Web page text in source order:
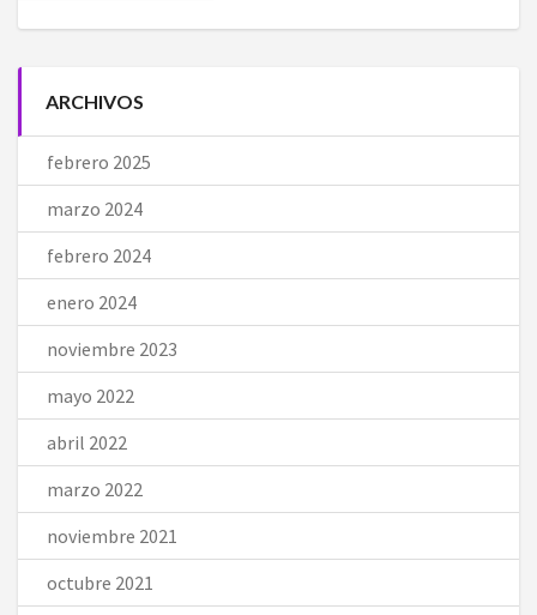
ARCHIVOS
febrero 2025
marzo 2024
febrero 2024
enero 2024
noviembre 2023
mayo 2022
abril 2022
marzo 2022
noviembre 2021
octubre 2021